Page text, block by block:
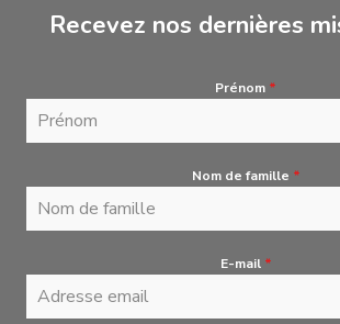
Recevez nos dernières
Prénom *
Nom de famille *
E-mail *